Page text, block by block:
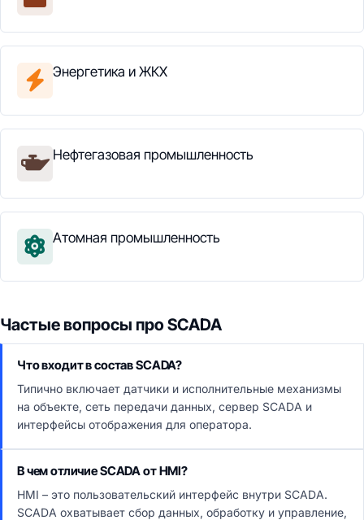
Энергетика и ЖКХ
Нефтегазовая промышленность
Атомная промышленность
Частые вопросы про SCADA
Что входит в состав SCADA?
Типично включает датчики и исполнительные механизмы
на объекте, сеть передачи данных, сервер SCADA и
интерфейсы отображения для оператора.
В чем отличие SCADA от HMI?
HMI – это пользовательский интерфейс внутри SCADA.
SCADA охватывает сбор данных, обработку и управление,